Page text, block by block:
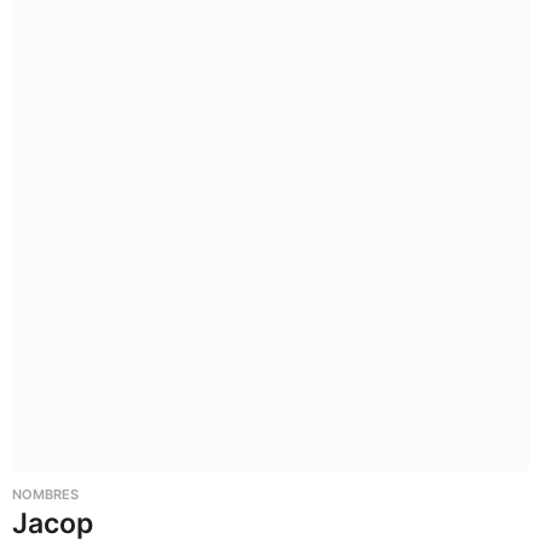
NOMBRES
Jacop